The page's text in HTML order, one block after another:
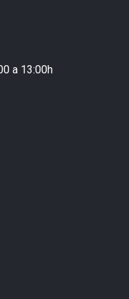
a 13:00h